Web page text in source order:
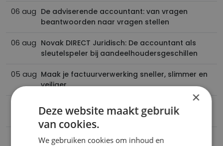
06 aug De adviserende accountant: van vragen
beantwoorden naar vragen stellen
06 aug Novak DIRECT Juridisch: De accountant als
sleutelspeler bij aandeelhoudersgeschillen
05 aug Maak je factuurverwerking sneller, slimmer en
veiliger
Middelgrote accountants in VS willen meer
samenwerken binnen internationale netwerken
Hoe kan ik me registreren voor Peppol?
×
Deze website maakt gebruik
van cookies.
We gebruiken cookies om inhoud en